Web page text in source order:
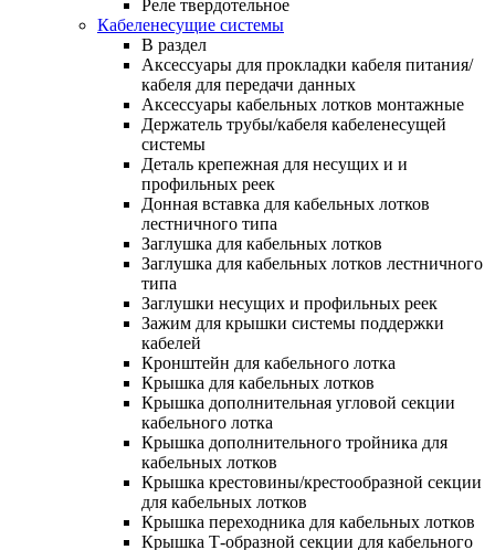
Реле твердотельное
Кабеленесущие системы
В раздел
Аксессуары для прокладки кабеля питания/
кабеля для передачи данных
Аксессуары кабельных лотков монтажные
Держатель трубы/кабеля кабеленесущей
системы
Деталь крепежная для несущих и и
профильных реек
Донная вставка для кабельных лотков
лестничного типа
Заглушка для кабельных лотков
Заглушка для кабельных лотков лестничного
типа
Заглушки несущих и профильных реек
Зажим для крышки системы поддержки
кабелей
Кронштейн для кабельного лотка
Крышка для кабельных лотков
Крышка дополнительная угловой секции
кабельного лотка
Крышка дополнительного тройника для
кабельных лотков
Крышка крестовины/крестообразной секции
для кабельных лотков
Крышка переходника для кабельных лотков
Крышка Т-образной секции для кабельного